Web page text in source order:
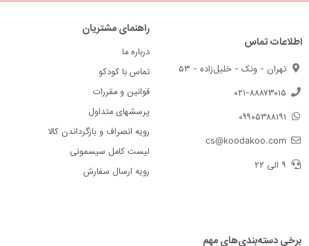
اطلاعات تماس
تهران - ونک - خلیل‌زاده - ۵۳
۰۲۱-۸۸۸۷۳۰۱۵
۰۹۹۰۵۳۸۸۱۹۱
cs@koodakoo.com
۹ الی ۲۲
راهنمای مشتریان
درباره ما
تماس با کودکو
قوانین و مقررات
پرسشهای متداول
رویه انصراف و بازگرداندن کالا
لیست کامل سیسمونی
رویه ارسال سفارش
برخی دسته‌بندی‌های مهم